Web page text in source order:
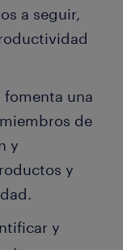
a seguir,
fomenta una
de
y
y
y